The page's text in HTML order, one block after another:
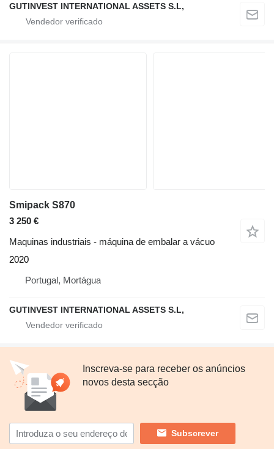
GUTINVEST INTERNATIONAL ASSETS S.L,
Smipack S870
3 250 €
Maquinas industriais - máquina de embalar a vácuo
2020
Portugal, Mortágua
GUTINVEST INTERNATIONAL ASSETS S.L,
Inscreva-se para receber os anúncios
novos desta secção
Subscrever